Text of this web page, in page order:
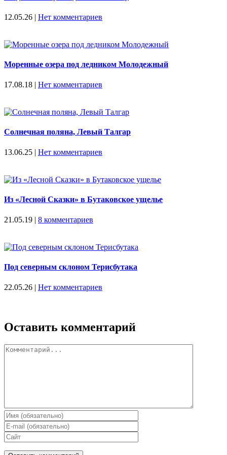
12.05.26 | Нет комментариев
Моренные озера под ледником Молодежный
17.08.18 | Нет комментариев
Солнечная поляна, Левый Талгар
13.06.25 | Нет комментариев
Из «Лесной Сказки» в Бутаковское ущелье
21.05.19 | 8 комментариев
Под северным склоном Терисбутака
22.05.26 | Нет комментариев
Оставить комментарий
Комментарий